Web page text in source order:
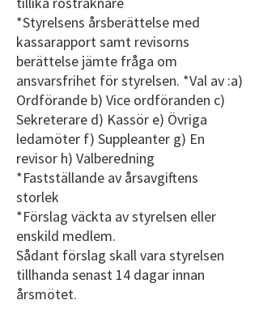
*Styrelsens årsberättelse med
kassarapport samt revisorns
berättelse jämte fråga om
ansvarsfrihet för styrelsen. *Val av :a)
Ordförande b) Vice ordföranden c)
Sekreterare d) Kassör e) Övriga
ledamöter f) Suppleanter g) En
revisor h) Valberedning
*Fastställande av årsavgiftens
storlek
*Förslag väckta av styrelsen eller
enskild medlem.
Sådant förslag skall vara styrelsen
tillhanda senast 14 dagar innan
årsmötet.